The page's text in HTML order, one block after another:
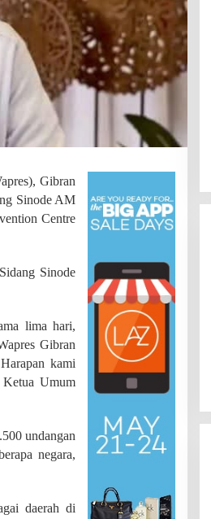
Gibran
Sinode AM
Centre
Sinode
lima hari,
Gibran
kami
Umum
undangan
negara,
daerah di
002 Bangko Raih Prestasi
di Lomba Bertutur,
Merangin ke Tingkat
PENDIDIKAN Juli 22, 2026